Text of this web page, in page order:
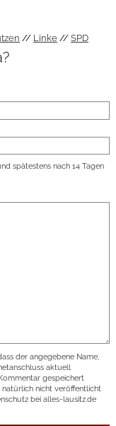
Linke SPD
spätestens nach 14 Tagen
der angegebene Name,
aktuell
gespeichert
natürlich nicht veröffentlicht
bei alles-lausitz.de